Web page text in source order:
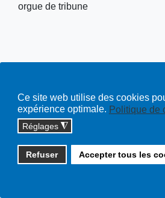
Ce site web utilise des cookies
expérience optimale. Politique de
Réglages ◮
Refuser Accepter tous les
orgue de tribune
Copyright © 2026 cossonay.ch - tous
solutions informatiques
Plan du site